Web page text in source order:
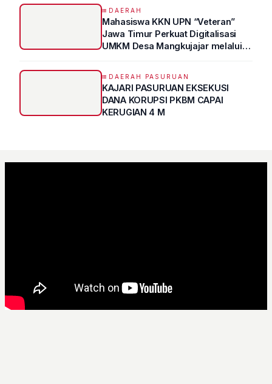
DAERAH
Mahasiswa KKN UPN “Veteran”
Jawa Timur Perkuat Digitalisasi
UMKM Desa Mangkujajar melalui
DAERAH PASURUAN
KAJARI PASURUAN EKSEKUSI
DANA KORUPSI PKBM CAPAI
KERUGIAN 4 M